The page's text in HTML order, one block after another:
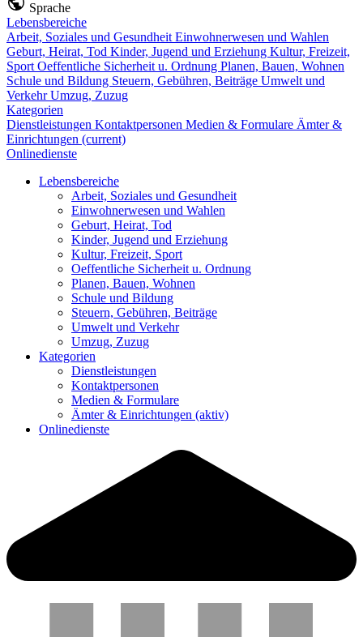
Sprache
Lebensbereiche
Arbeit, Soziales und Gesundheit Einwohnerwesen und Wahlen
Geburt, Heirat, Tod Kinder, Jugend und Erziehung Kultur, Freizeit,
Sport Oeffentliche Sicherheit u. Ordnung Planen, Bauen, Wohnen
Schule und Bildung Steuern, Gebühren, Beiträge Umwelt und
VerkehrUmzug, Zuzug
Kategorien
Dienstleistungen Kontaktpersonen Medien & Formulare Ämter &
Einrichtungen (current)
Onlinedienste
Lebensbereiche
Arbeit, Soziales und Gesundheit
Einwohnerwesen und Wahlen
Geburt, Heirat, Tod
Kinder, Jugend und Erziehung
Kultur, Freizeit, Sport
Oeffentliche Sicherheit u. Ordnung
Planen, Bauen, Wohnen
Schule und Bildung
Steuern, Gebühren, Beiträge
Umwelt und Verkehr
Umzug, Zuzug
Kategorien
Dienstleistungen
Kontaktpersonen
Medien & Formulare
Ämter & Einrichtungen (aktiv)
Onlinedienste